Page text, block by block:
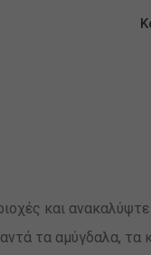
και
τα αμύγδαλα,